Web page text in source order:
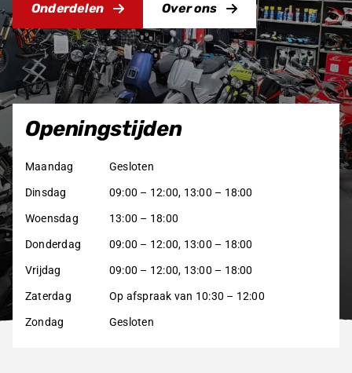
Producten
zoeken
Onderdelen Over ons
Openingstijden
Maandag Gesloten
Dinsdag 09:00 – 12:00, 13:00 – 18:00
Woensdag 13:00 – 18:00
Donderdag 09:00 – 12:00, 13:00 – 18:00
Vrijdag 09:00 – 12:00, 13:00 – 18:00
Zaterdag Op afspraak van 10:30 – 12:00
Zondag Gesloten